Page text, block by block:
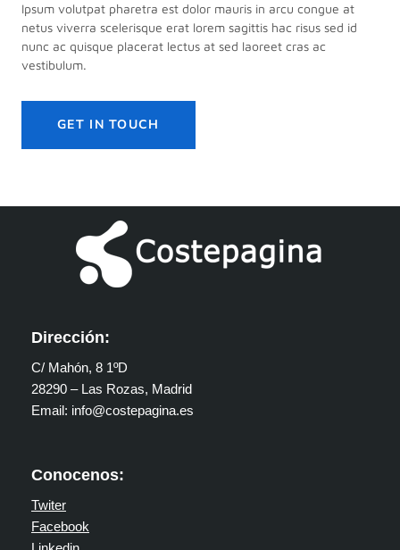
Ipsum volutpat pharetra est dolor mauris in arcu congue at
netus viverra scelerisque erat lorem sagittis hac risus sed id
nunc ac quisque placerat lectus at sed laoreet cras ac
vestibulum.
GET IN TOUCH
Dirección:
C/ Mahón, 8 1ºD
28290 – Las Rozas, Madrid
Email: info@costepagina.es
Conocenos:
Twiter
Facebook